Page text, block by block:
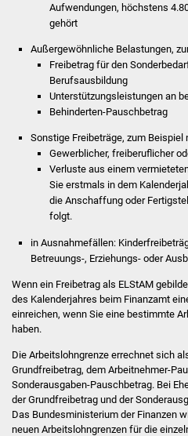
Aufwendungen, höchstens
gehört
Außergewöhnliche Belastungen,
Freibetrag für den
Berufsausbildung
Unterstützungsleistungen an
Behinderten-Pauschbetrag
Sonstige Freibeträge, zum Beispiel
Gewerblicher, freiberuflicher
Verluste aus einem
Sie erstmals in dem
die Anschaffung oder
folgt.
in Ausnahmefällen:
Betreuungs-, Erziehungs- oder
Wenn ein Freibetrag als ELStAM
des Kalenderjahres beim Finanzamt
einreichen, wenn Sie eine bestimmte
haben.
Die Arbeitslohngrenze errechnet sich
Grundfreibetrag, dem Arbeitnehmer-
Sonderausgaben-Pauschbetrag. Bei
der Grundfreibetrag und der
Das Bundesministerium der Finanzen
neuen Arbeitslohngrenzen für die